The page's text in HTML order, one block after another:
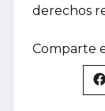
derechos
Comparte